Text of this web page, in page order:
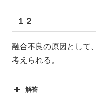
１２
融合不良の原因として
考えられる。
解答